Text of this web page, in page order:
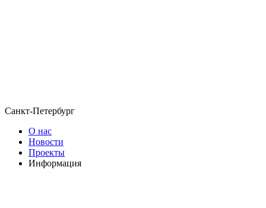
Санкт-Петербург
О нас
Новости
Проекты
Информация